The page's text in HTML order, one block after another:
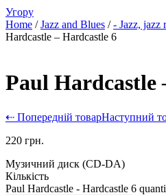
Угору
Home /Jazz and Blues /- Jazz, jazz
Hardcastle – Hardcastle 6
Paul Hardcastle
⇠ Попередній товарНаступний
220 грн.
Музичний диск (CD-DA)
Кількість
Paul Hardcastle - Hardcastle 6